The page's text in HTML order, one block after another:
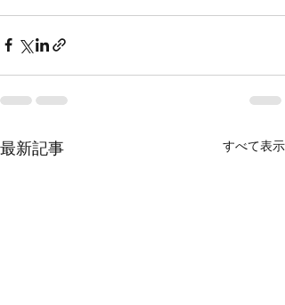
最新記事 すべて表示